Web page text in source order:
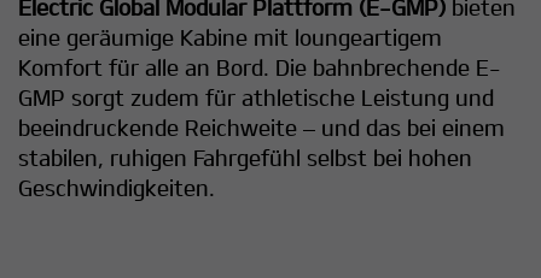
Electric Global Modular Plattform (E-GMP) bieten
eine geräumige Kabine mit loungeartigem
Komfort für alle an Bord. Die bahnbrechende E-
GMP sorgt zudem für athletische Leistung und
beeindruckende Reichweite – und das bei einem
stabilen, ruhigen Fahrgefühl selbst bei hohen
Geschwindigkeiten.